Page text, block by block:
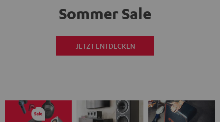
Sommer Sale
JETZT ENTDECKEN